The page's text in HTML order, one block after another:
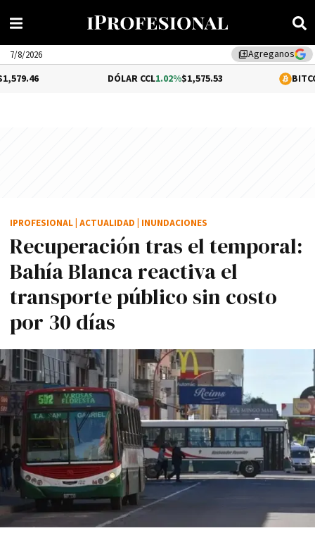
library_addAgreganos
7/8/2026
1.02%$1,575.53 -0.33%
Recuperación tras el temporal:
Bahía Blanca reactiva el
transporte público sin costo
por 30 días
IPROFESIONAL ACTUALIDAD INUNDACIONES